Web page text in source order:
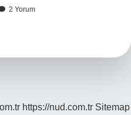
2 Yorum
https://nud.com.tr Sitemap